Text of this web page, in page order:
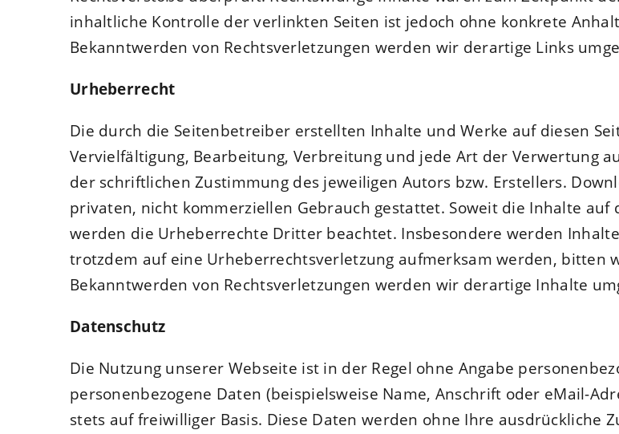
inhaltliche Kontrolle der verlinkten Seiten ist jedoch ohne konkrete
Bekanntwerden von Rechtsverletzungen werden wir derartige Links
Urheberrecht
Die durch die Seitenbetreiber erstellten Inhalte und Werke auf diesen
Vervielfältigung, Bearbeitung, Verbreitung und jede Art der Verwertung
der schriftlichen Zustimmung des jeweiligen Autors bzw. Erstellers.
privaten, nicht kommerziellen Gebrauch gestattet. Soweit die Inhalte
werden die Urheberrechte Dritter beachtet. Insbesondere werden
trotzdem auf eine Urheberrechtsverletzung aufmerksam werden, bitten
Bekanntwerden von Rechtsverletzungen werden wir derartige Inhalte
Datenschutz
Die Nutzung unserer Webseite ist in der Regel ohne Angabe
personenbezogene Daten (beispielsweise Name, Anschrift oder eMail-
stets auf freiwilliger Basis. Diese Daten werden ohne Ihre ausdrückliche